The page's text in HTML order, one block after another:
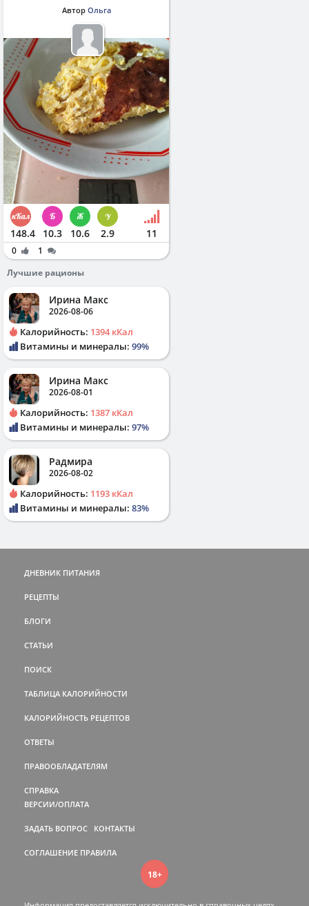
Автор Ольга
148.4 10.3 10.6 2.9 11
0
1
Лучшие рационы
Ирина Макс
2026-08-06
Калорийность: 1394 кКал
Витамины и минералы: 99%
Ирина Макс
2026-08-01
Калорийность: 1387 кКал
Витамины и минералы: 97%
Радмира
2026-08-02
Калорийность: 1193 кКал
Витамины и минералы: 83%
ДНЕВНИК ПИТАНИЯ
РЕЦЕПТЫ
БЛОГИ
СТАТЬИ
ПОИСК
ТАБЛИЦА КАЛОРИЙНОСТИ
КАЛОРИЙНОСТЬ РЕЦЕПТОВ
ОТВЕТЫ
ПРАВООБЛАДАТЕЛЯМ
СПРАВКА
ВЕРСИИ/ОПЛАТА
ЗАДАТЬ ВОПРОС КОНТАКТЫ
СОГЛАШЕНИЕ ПРАВИЛА
18+